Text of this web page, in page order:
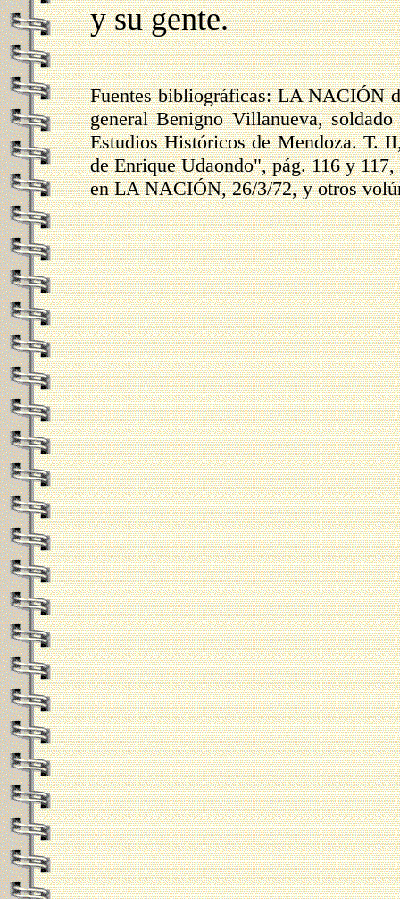
y su gente.
Fuentes bibliográficas: LA NACIÓN
general Benigno Villanueva,
Estudios Históricos de Mendoza. T.
de Enrique Udaondo", pág. 116 y
en LA NACIÓN, 26/3/72, y otros